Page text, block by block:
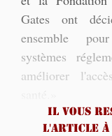
Gates ont
ensemble
systèmes
améliorer
Il vous
l'article à